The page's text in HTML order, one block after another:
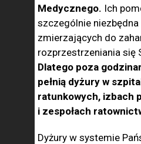
Medycznego. Ich
szczególnie niezbędna
zmierzających do
rozprzestrzeniania się
Dlatego poza
pełnią dyżury w
ratunkowych, izbach
i zespołach
Dyżury w systemie